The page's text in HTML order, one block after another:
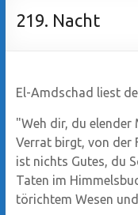
219. Nacht
El-Amdschad liest
"Weh dir, du
Verrat birgt, von der
ist nichts Gutes, du
Taten im
törichtem Wesen